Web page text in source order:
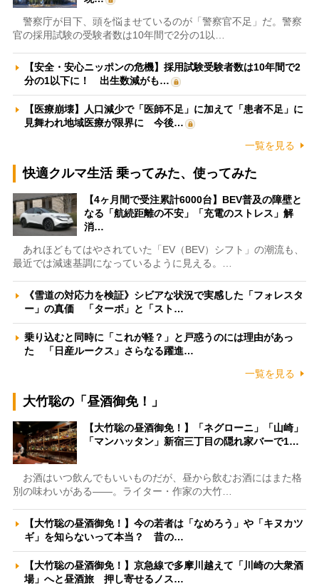
警察庁が目下、頭を悩ませているのが「警察官不足」だ。警察
官の採用試験の受験者数は10年間で2分の1以…
【安全・安心ニッポンの危機】採用試験受験者数は10年間で2
分の1以下に！ 出生数減がも…
【医療崩壊】人口減少で「医師不足」に加えて「患者不足」に
見舞われ地域医療が限界に 今後…
一覧を見る
快適クルマ生活 乗ってみた、使ってみた
【4ヶ月間で受注累計6000台】BEV普及の障壁と
なる「航続距離の不安」「充電のストレス」解
消…
あれほどもてはやされていた「EV（BEV）シフト」の潮流も、
最近では減速基調になっているように見える。…
《雪道の対応力を検証》シビアな状況で実感した「フォレスタ
ー」の真価 「ターボ」と「スト…
乗り込むと同時に「これが軽？」と戸惑うのには理由があっ
た 「日産ルークス」さらなる躍進…
一覧を見る
大竹聡の「昼酒御免！」
【大竹聡の昼酒御免！】「ネグローニ」「山崎」
「マンハッタン」新宿三丁目の隠れ家バーで1…
お酒はいつ飲んでもいいものだが、昼から飲むお酒にはまた格
別の味わいがある――。ライター・作家の大竹…
【大竹聡の昼酒御免！】今の若者は「なめろう」や「キヌカツ
ギ」を知らないって本当？ 昔の…
【大竹聡の昼酒御免！】京急線で多摩川越えて「川崎の大衆酒
場」へと昼酒旅 押し寄せるノス…